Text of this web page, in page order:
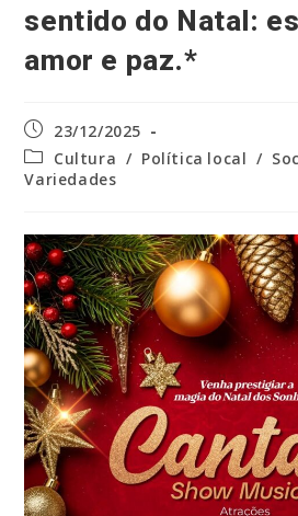
sentido do Natal:
amor e paz.*
Post
publicado:
23/12/2025
Categoria
do
Cultura / Política local /
Variedades